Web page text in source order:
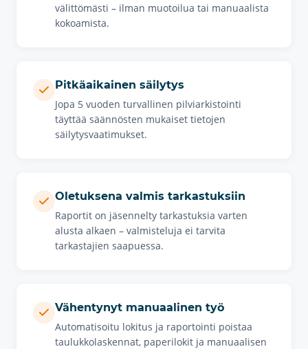
välittömästi – ilman muotoilua tai manuaalista
kokoamista.
Pitkäaikainen säilytys
Jopa 5 vuoden turvallinen pilviarkistointi
täyttää säännösten mukaiset tietojen
säilytysvaatimukset.
Oletuksena valmis tarkastuksiin
Raportit on jäsennelty tarkastuksia varten
alusta alkaen – valmisteluja ei tarvita
tarkastajien saapuessa.
Vähentynyt manuaalinen työ
Automatisoitu lokitus ja raportointi poistaa
taulukkolaskennat, paperilokit ja manuaalisen